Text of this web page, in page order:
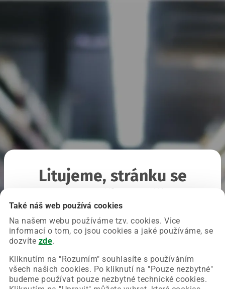
Také náš web používá cookies
Na našem webu používáme tzv. cookies. Více
informací o tom, co jsou cookies a jaké používáme, se
dozvíte zde.
Kliknutím na "Rozumím" souhlasíte s používáním
všech našich cookies. Po kliknutí na "Pouze nezbytné"
budeme používat pouze nezbytné technické cookies.
Litujeme, stránku se
Chyba nastala na naší straně a už ji opravujeme.
Zkuste prosím znovu načíst požadovanou stránku.
Obnovit stránku Úvodní strana